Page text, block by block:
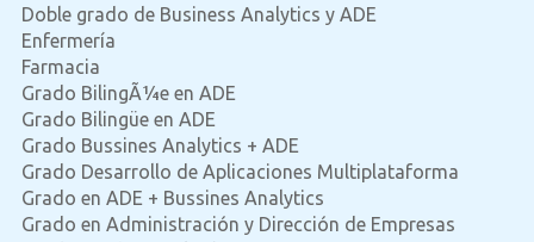
Doble grado de Business Analytics y ADE
Enfermería
Farmacia
Grado BilingÃ¼e en ADE
Grado Bilingüe en ADE
Grado Bussines Analytics + ADE
Grado Desarrollo de Aplicaciones Multiplataforma
Grado en ADE + Bussines Analytics
Grado en Administración y Dirección de Empresas